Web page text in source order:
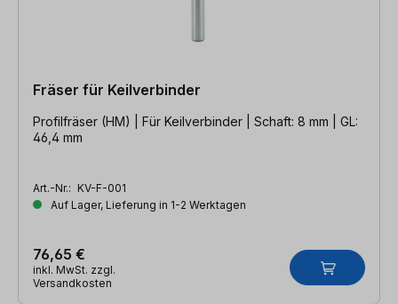
Fräser für Keilverbinder
Profilfräser (HM) | Für Keilverbinder | Schaft: 8 mm | GL:
46,4 mm
Art.-Nr.: KV-F-001
Auf Lager, Lieferung in 1-2 Werktagen
76,65 €
inkl. MwSt. zzgl.
Versandkosten